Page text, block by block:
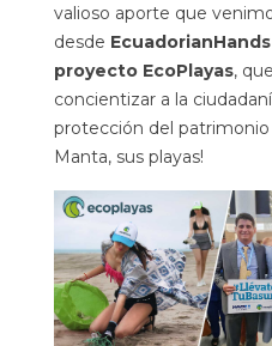
valioso aporte que
desde EcuadorianHands
proyecto EcoPlayas,
concientizar a la
protección del
Manta, sus playas!